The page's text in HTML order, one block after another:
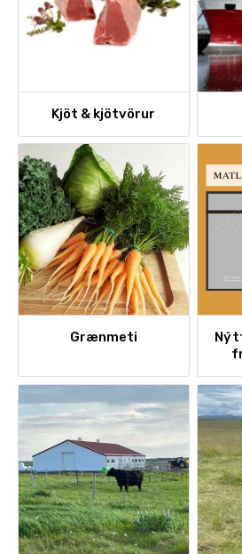
Skoðun
Matarmarkaður
Styrkja
Hafa samband
Kjöt & kjötvörur
Grænmeti